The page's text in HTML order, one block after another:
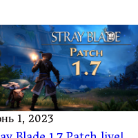
1, 2023